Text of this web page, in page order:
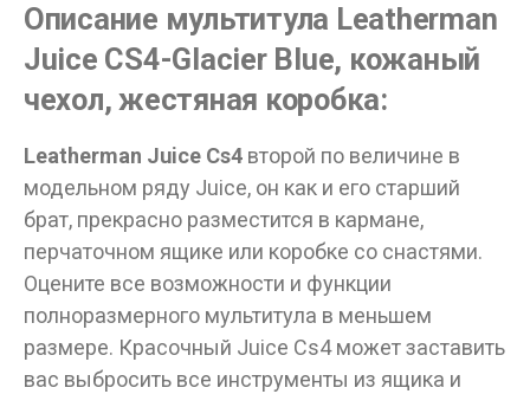
Описание мультитула Leatherman
Juice CS4-Glacier Blue, кожаный
чехол, жестяная коробка:
Leatherman Juice Cs4 второй по величине в
модельном ряду Juice, он как и его старший
брат, прекрасно разместится в кармане,
перчаточном ящике или коробке со снастями.
Оцените все возможности и функции
полноразмерного мультитула в меньшем
размере. Красочный Juice Cs4 может заставить
вас выбросить все инструменты из ящика и
Данные товары продаются лицам,
достигшим 18 лет!
Вам исполнилось 18 лет?
ДА НЕТ